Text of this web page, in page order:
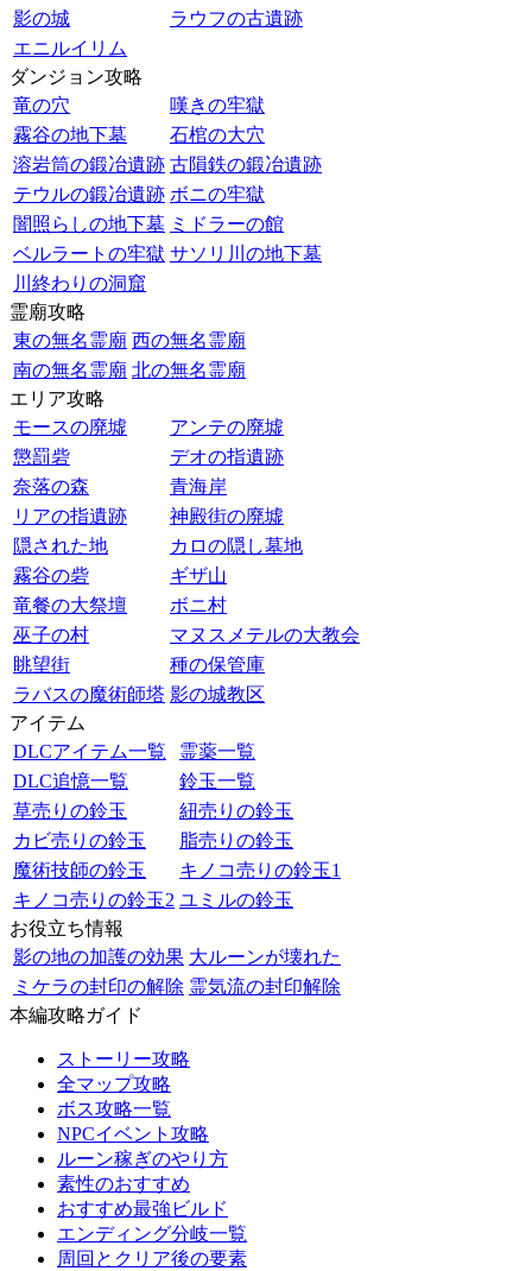
影の城
ラウフの古遺跡
エニルイリム
ダンジョン攻略
竜の穴
嘆きの牢獄
霧谷の地下墓
石棺の大穴
溶岩筒の鍛冶遺跡 古隕鉄の鍛冶遺跡
テウルの鍛冶遺跡 ボニの牢獄
闇照らしの地下墓 ミドラーの館
ベルラートの牢獄 サソリ川の地下墓
川終わりの洞窟
霊廟攻略
東の無名霊廟 西の無名霊廟
南の無名霊廟 北の無名霊廟
エリア攻略
モースの廃墟
アンテの廃墟
懲罰砦
デオの指遺跡
奈落の森
青海岸
リアの指遺跡
神殿街の廃墟
隠された地
カロの隠し墓地
霧谷の砦
ギザ山
竜餐の大祭壇
ボニ村
巫子の村
マヌスメテルの大教会
眺望街
種の保管庫
ラバスの魔術師塔 影の城教区
アイテム
DLCアイテム一覧
霊薬一覧
DLC追憶一覧
鈴玉一覧
草売りの鈴玉
紐売りの鈴玉
カビ売りの鈴玉
脂売りの鈴玉
魔術技師の鈴玉
キノコ売りの鈴玉1
キノコ売りの鈴玉2 ユミルの鈴玉
お役立ち情報
影の地の加護の効果 大ルーンが壊れた
ミケラの封印の解除 霊気流の封印解除
本編攻略ガイド
ストーリー攻略
全マップ攻略
ボス攻略一覧
NPCイベント攻略
ルーン稼ぎのやり方
素性のおすすめ
おすすめ最強ビルド
エンディング分岐一覧
周回とクリア後の要素